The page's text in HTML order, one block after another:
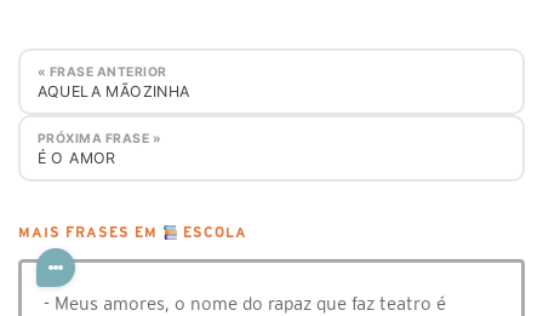
« FRASE ANTERIOR
AQUELA MÃOZINHA
PRÓXIMA FRASE »
É O AMOR
MAIS FRASES EM ESCOLA
- Meus amores, o nome do rapaz que faz teatro é